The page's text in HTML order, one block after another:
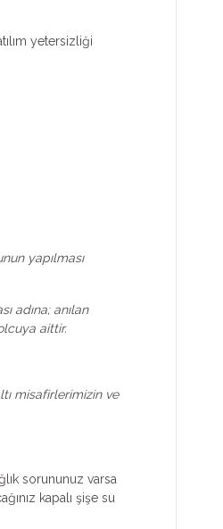
yetersizliği
yapılması
adına; anılan
aittir.
misafirlerimizin ve
sorununuz varsa
kapalı şişe su